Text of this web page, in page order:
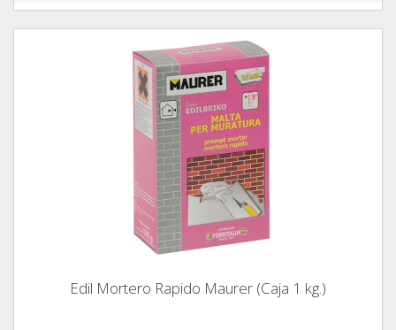
Edil Mortero Rapido Maurer (Caja 1 kg.)